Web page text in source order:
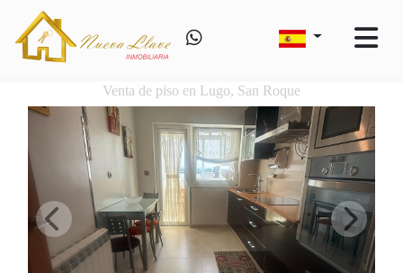
Venta de piso en Lugo, San Roque